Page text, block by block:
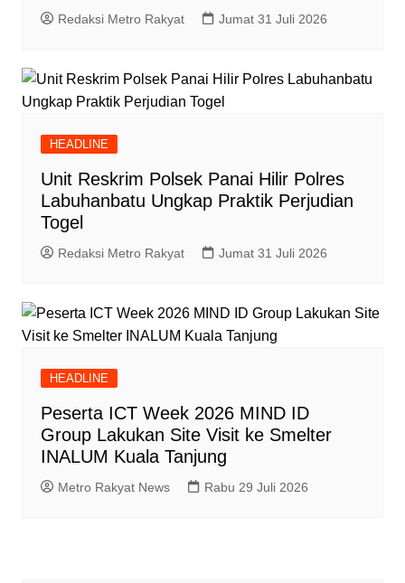
Redaksi Metro Rakyat Jumat 31 Juli 2026
HEADLINE
Unit Reskrim Polsek Panai Hilir Polres
Labuhanbatu Ungkap Praktik Perjudian
Togel
Redaksi Metro Rakyat Jumat 31 Juli 2026
HEADLINE
Peserta ICT Week 2026 MIND ID
Group Lakukan Site Visit ke Smelter
INALUM Kuala Tanjung
Metro Rakyat News Rabu 29 Juli 2026